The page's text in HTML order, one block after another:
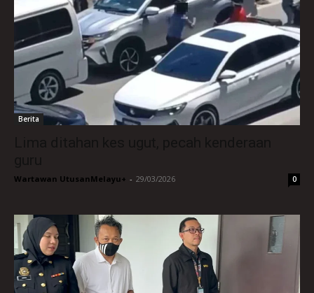
Berita
Wartawan UtusanMelayu+ - 29/03/2026 0